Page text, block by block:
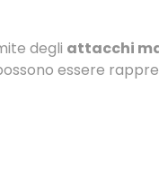
degli attacchi
essere